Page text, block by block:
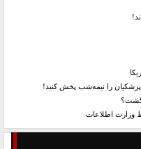
را نیمه‌شب پخش کنید!